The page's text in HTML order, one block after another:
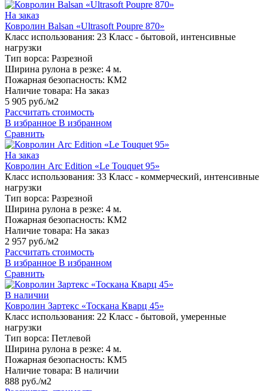
На заказ
Ковролин Balsan «Ultrasoft Poupre 870»
Класс использования: 23 Класс - бытовой, интенсивные
нагрузки
Тип ворса: Разрезной
Ширина рулона в резке: 4 м.
Пожарная безопасность: КМ2
Наличие товара: На заказ
5 905 руб./м2
Рассчитать стоимость
В избранное В избранном
Сравнить
На заказ
Ковролин Arc Edition «Le Touquet 95»
Класс использования: 33 Класс - коммерческий, интенсивные
нагрузки
Тип ворса: Разрезной
Ширина рулона в резке: 4 м.
Пожарная безопасность: КМ2
Наличие товара: На заказ
2 957 руб./м2
Рассчитать стоимость
В избранное В избранном
Сравнить
В наличии
Ковролин Зартекс «Тоскана Кварц 45»
Класс использования: 22 Класс - бытовой, умеренные
нагрузки
Тип ворса: Петлевой
Ширина рулона в резке: 4 м.
Пожарная безопасность: КМ5
Наличие товара: В наличии
888 руб./м2